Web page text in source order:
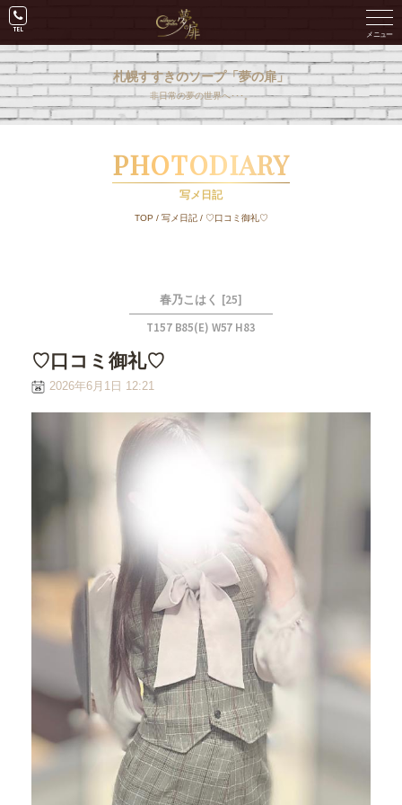
札幌すすきのソープ「夢の扉」
非日常の夢の世界へ･･･。
PHOTODIARY
写メ日記
TOP / 写メ日記/ ♡口コミ御礼♡
春乃こはく [25]
T157 B85(E) W57 H83
♡口コミ御礼♡
2026年6月1日 12:21